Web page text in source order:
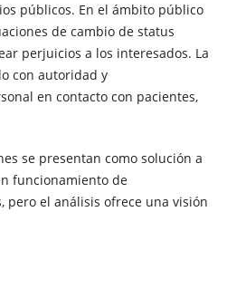
públicos. En el ámbito público
de cambio de status
perjuicios a los interesados. La
con autoridad y
en contacto con pacientes,
se presentan como solución a
funcionamiento de
pero el análisis ofrece una visión